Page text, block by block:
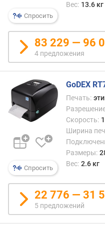
р
н
с
т
д
е
е
в
х
к
д
о
р
о
Спросить
Вес: 13.6 кг
83 229 — 96
4 предложения
Спросить
GoDEX
Печать:
Скорость:
Ширина
Размеры:
Вес: 2.6 кг
22 776 — 31
5 предложений